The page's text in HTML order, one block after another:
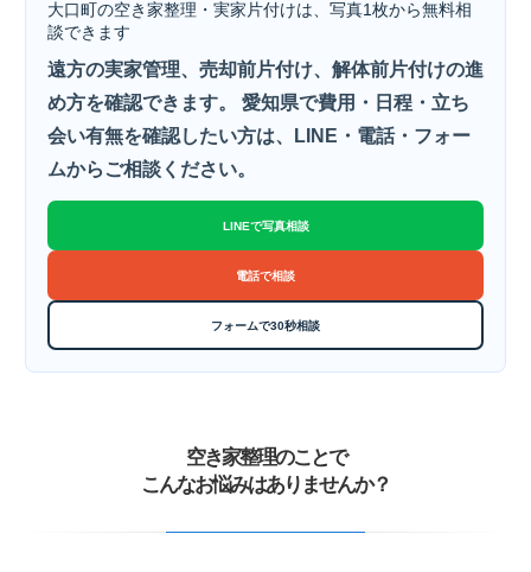
大口町の空き家整理・実家片付けは、写真1枚から無料相
談できます
遠方の実家管理、売却前片付け、解体前片付けの進
め方を確認できます。 愛知県で費用・日程・立ち
会い有無を確認したい方は、LINE・電話・フォー
ムからご相談ください。
LINEで写真相談
電話で相談
フォームで30秒相談
空き家整理のことで
こんなお悩みはありませんか？